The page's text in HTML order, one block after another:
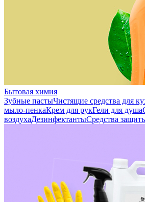
Бытовая химия
Зубные пастыЧистящие средства для
мыло-пенкаКрем для рукГели для душа
воздухаДезинфектантыСредства